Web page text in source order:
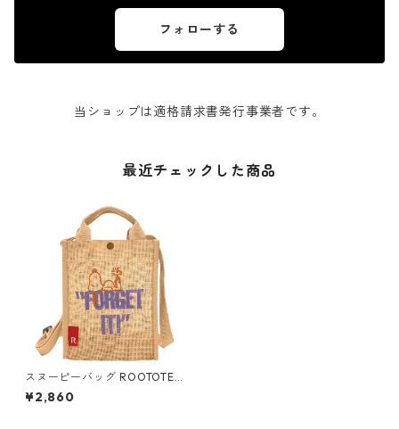
フォローする
当ショップは適格請求書発行事業者です。
最近チェックした商品
スヌーピーバッグ ROOTOTE
babyroo PEANUTS 8319 ルー
トート スヌーピー IP.ベビール
¥2,860